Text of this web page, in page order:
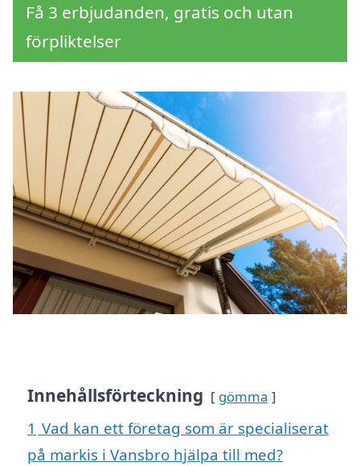
Få 3 erbjudanden, gratis och utan
förpliktelser
Innehållsförteckning gömma
1 Vad kan ett företag som är specialiserat
på markis i Vansbro hjälpa till med?